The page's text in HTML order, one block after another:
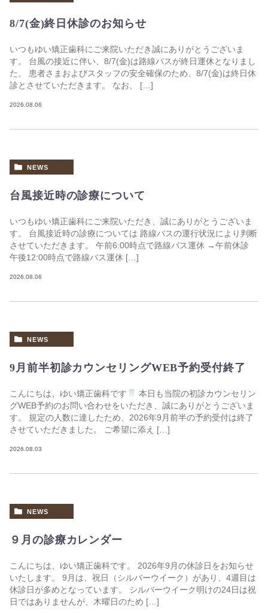
8/7(金)終日休診のお知らせ
いつもゆい矯正歯科にご来院いただき誠にありがとうございま
す。 台風の接近に伴い、8/7(金)は路線バスが終日運休となりまし
た。 患者さまおよびスタッフの安全確保のため、8/7(金)は終日休
診とさせていただきます。 なお、 […]
2026.08.06
NEWS
台風接近時の診療について
いつもゆい矯正歯科にご来院いただき、誠にありがとうございま
す。 台風接近時の診療については 路線バスの運行状況により判断
させていただきます。 午前6:00時点で路線バス運休 →午前休診
午後12:00時点で路線バス運休 […]
2026.08.06
NEWS
9月前半初診カウンセリングWEB予約受付終了
こんにちは、ゆい矯正歯科です
本日も当院の初診カウンセリン
グWEB予約のお問い合わせをいただき、誠にありがとうございま
す。 規定の人数に達したため、2026年9月前半の予約受付は終了
させていただきました。 ご希望に添え […]
2026.08.03
NEWS
９月の診療カレンダー
こんにちは、ゆい矯正歯科です。 2026年9月の休診日をお知らせ
いたします。 9月は、祝日（シルバーウイーク）があり、4週目は
休診日が多めとなっています。 シルバーウイーク明けの24日は祝
日ではありませんが、木曜日のため […]